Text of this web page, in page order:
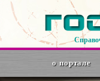
о портале